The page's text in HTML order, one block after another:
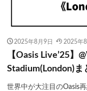
2025年8月9日 2025年
【Oasis Live’25】
Stadium(London)ま
世界中が大注目のOasis